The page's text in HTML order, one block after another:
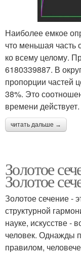
Наиболее емкое
что меньшая часть
ко всему целому.
6180339887. В
пропорции частей
38%. Это
времени действует.
читать дальше →
Золотое
Золотое
Золотое сечение -
структурной
науке, искусстве -
человек. Однажды
правилом,